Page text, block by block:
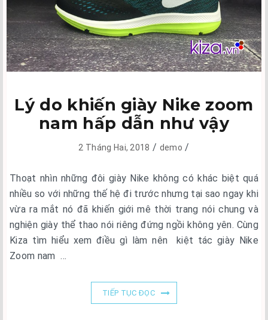
Lý do khiến giày Nike zoom
nam hấp dẫn như vậy
2 Tháng Hai, 2018 / demo /
Thoạt nhìn những đôi giày Nike không có khác biệt quá
nhiều so với những thế hệ đi trước nhưng tại sao ngay khi
vừa ra mắt nó đã khiến giới mê thời trang nói chung và
nghiện giày thể thao nói riêng đứng ngồi không yên. Cùng
Kiza tìm hiểu xem điều gì làm nên kiệt tác giày Nike
Zoom nam …
TIẾP TỤC ĐỌC